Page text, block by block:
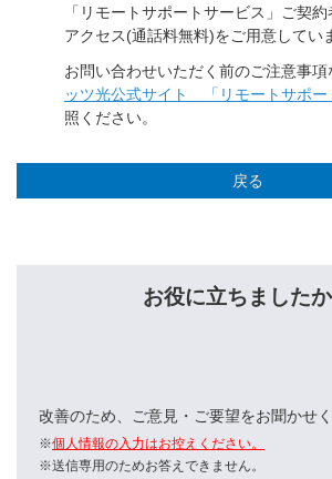
「リモートサポートサービス」ご契
アクセス(通話料無料)をご用意してい
お問い合わせいただく前のご注意事
ッツ光公式サイト 「リモートサポー
照ください。
戻る
お役に立ちました
改善のため、ご意見・ご要望をお聞かせく
※個人情報の入力はお控えください。
※送信専用のためお答えできません。